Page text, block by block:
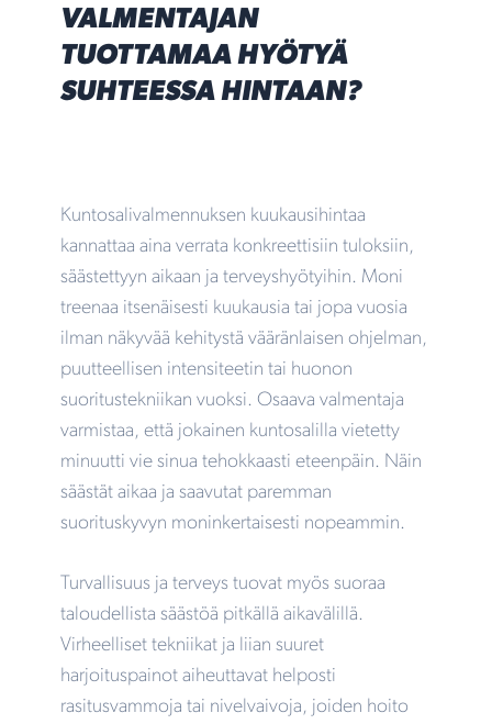
VALMENTAJAN
TUOTTAMAA HYÖTYÄ
SUHTEESSA HINTAAN?
Kuntosalivalmennuksen kuukausihintaa
kannattaa aina verrata konkreettisiin tuloksiin,
säästettyyn aikaan ja terveyshyötyihin. Moni
treenaa itsenäisesti kuukausia tai jopa vuosia
ilman näkyvää kehitystä vääränlaisen ohjelman,
puutteellisen intensiteetin tai huonon
suoritustekniikan vuoksi. Osaava valmentaja
varmistaa, että jokainen kuntosalilla vietetty
minuutti vie sinua tehokkaasti eteenpäin. Näin
säästät aikaa ja saavutat paremman
suorituskyvyn moninkertaisesti nopeammin.
Turvallisuus ja terveys tuovat myös suoraa
taloudellista säästöä pitkällä aikavälillä.
Virheelliset tekniikat ja liian suuret
harjoituspainot aiheuttavat helposti
rasitusvammoja tai nivelvaivoja, joiden hoito